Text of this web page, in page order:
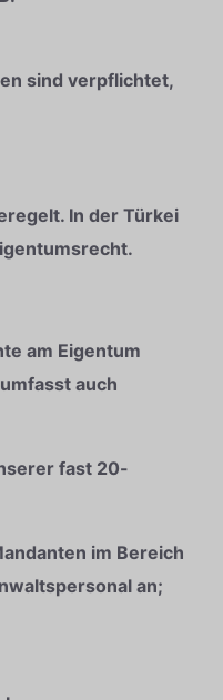
sind verpflichtet,
In der Türkei
am Eigentum
auch
fast 20-
im Bereich
an;